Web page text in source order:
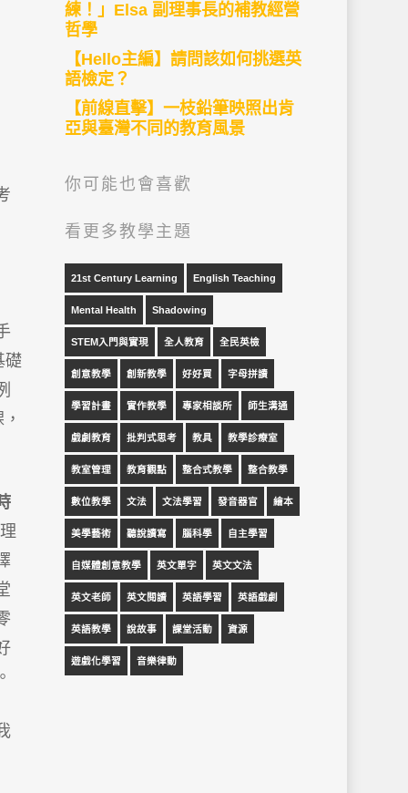
礎
練！」Elsa 副理事長的補教經營
哲學
【Hello主編】請問該如何挑選英
語檢定？
【前線直擊】一枝鉛筆映照出肯
亞與臺灣不同的教育風景
你可能也會喜歡
看更多教學主題
21st Century Learning English Teaching
Mental Health Shadowing
STEM入門與實現 全人教育 全民英檢
創意教學 創新教學 好好買 字母拼讀
學習計畫 實作教學 專家相談所 師生溝通
戲劇教育 批判式思考 教具 教學診療室
教室管理 教育觀點 整合式教學 整合教學
數位教學 文法 文法學習 發音器官 繪本
美學藝術 聽說讀寫 腦科學 自主學習
自媒體創意教學 英文單字 英文文法
英文老師 英文閱讀 英語學習 英語戲劇
英語教學 說故事 課堂活動 資源
遊戲化學習 音樂律動